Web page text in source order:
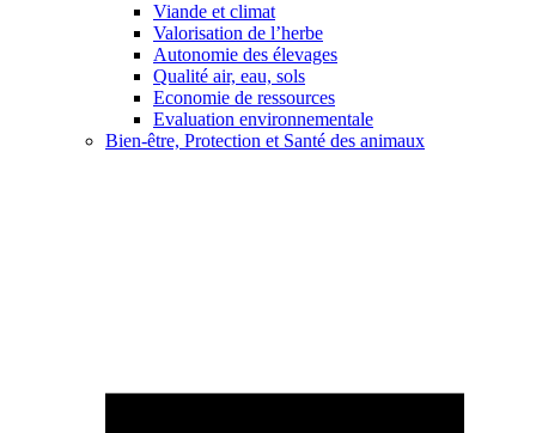
Viande et climat
Valorisation de l’herbe
Autonomie des élevages
Qualité air, eau, sols
Economie de ressources
Evaluation environnementale
Bien-être, Protection et Santé des animaux